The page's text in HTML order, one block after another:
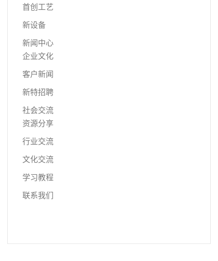
首创工艺
新设备
新闻中心
企业文化
客户新闻
新特招聘
社会交流
资源分享
行业交流
文化交流
学习教程
联系我们